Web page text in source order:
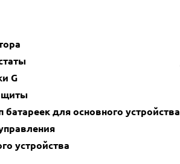
G
батареек для основного устройства
устройства